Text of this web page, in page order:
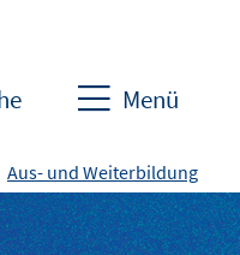
Menü
Aus- und Weiterbildung